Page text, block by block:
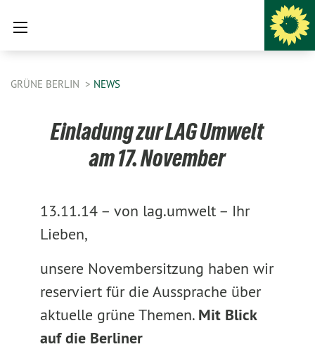
GRÜNE BERLIN NEWS
Einladung zur LAG Umwelt
am 17. November
13.11.14 – von lag.umwelt – Ihr
Lieben,
unsere Novembersitzung haben wir
reserviert für die Aussprache über
aktuelle grüne Themen. Mit Blick
auf die Berliner